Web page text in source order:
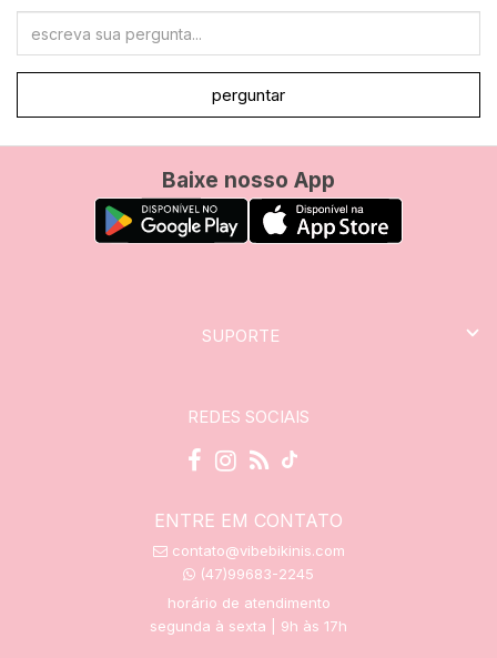
perguntar
Baixe nosso App
SUPORTE
REDES SOCIAIS
ENTRE EM CONTATO
contato@vibebikinis.com
(47)99683-2245
horário de atendimento
segunda à sexta | 9h às 17h